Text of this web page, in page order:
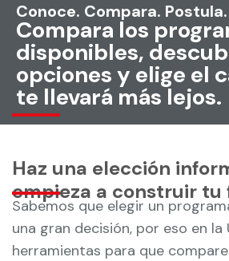
Conoce. Compara. Postula.
Compara los
disponibles,
opciones y elige el
te llevará más lejos.
Haz una elección
empieza a construir tu
Sabemos que elegir un
una gran decisión, por eso en
herramientas para que